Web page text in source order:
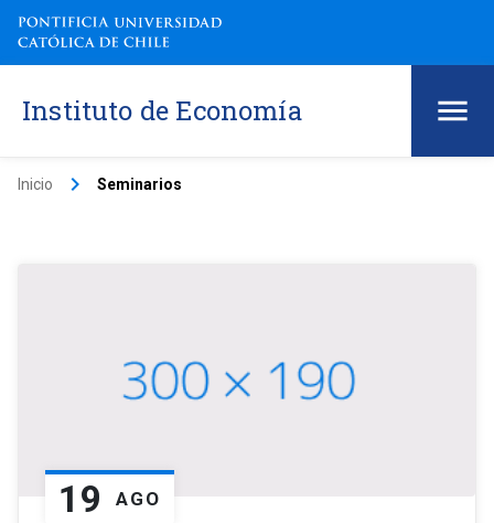
Instituto de Economía
Inicio keyboard_arrow_right Seminarios
19 AGO